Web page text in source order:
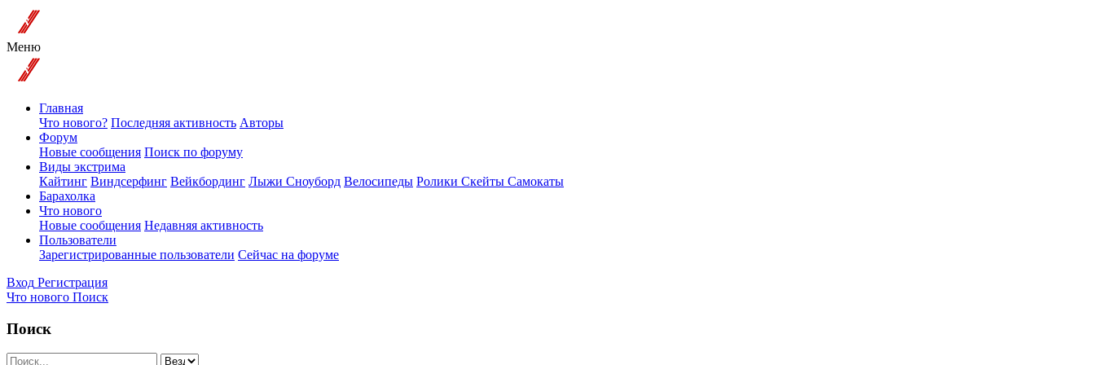
Меню
Главная
Что нового? Последняя активность Авторы
Форум
Новые сообщения Поиск по форуму
Виды экстрима
Кайтинг Виндсерфинг Вейкбординг Лыжи Сноуборд Велосипеды Ролики Скейты Самокаты
Барахолка
Что нового
Новые сообщения Недавняя активность
Пользователи
Зарегистрированные пользователи Сейчас на форуме
Вход Регистрация
Что нового Поиск
Поиск